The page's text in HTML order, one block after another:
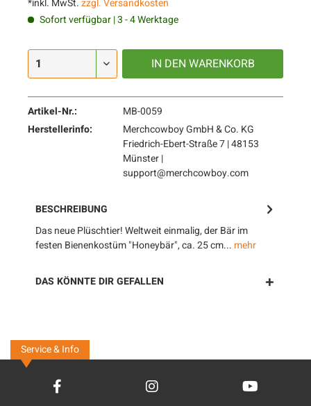
*inkl. MwSt.zzgl. Versandkosten
Sofort verfügbar | 3 - 4 Werktage
IN DEN WARENKORB
Artikel-Nr.:
MB-0059
Herstellerinfo:
Merchcowboy GmbH & Co. KG
Friedrich-Ebert-Straße 7 | 48153
Münster |
support@merchcowboy.com
BESCHREIBUNG
Das neue Plüschtier! Weltweit einmalig, der Bär im
festen Bienenkostüm "Honeybär", ca. 25 cm... mehr
DAS KÖNNTE DIR GEFALLEN
Service & Info